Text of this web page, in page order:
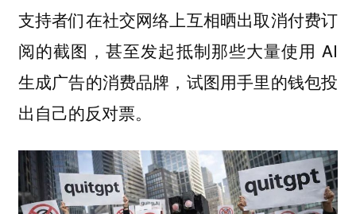
支持者们在社交网络上互相晒出取消付费订
阅的截图，甚至发起抵制那些大量使用 AI
生成广告的消费品牌，试图用手里的钱包投
出自己的反对票。